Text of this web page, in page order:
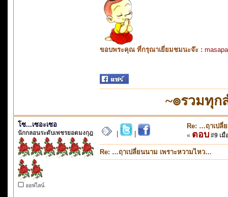
ขอบพระคุณ ที่กรุณาเยี่ยมชมนะจ๊ะ :
~๏รวมทุ
โซ...เซอะเซอ
นักกลอนระดับเพชรยอดมงกุฎ
ออฟไลน์
Re: …ฤาเปลี่
« ตอบ #9 เมื่
Re: …ฤาเปลี่ยนนาม เพราะหวามไหว…